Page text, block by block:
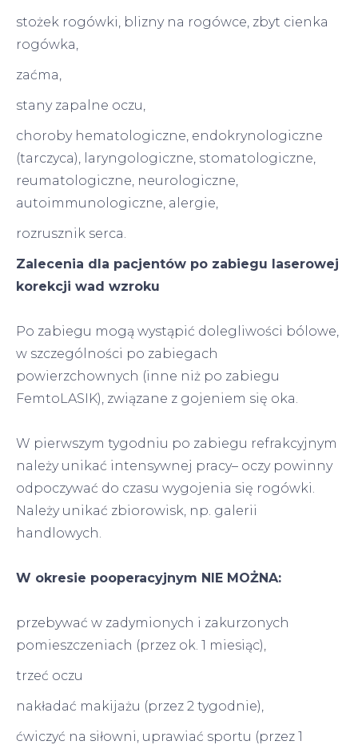
stożek rogówki, blizny na rogówce, zbyt cienka
rogówka,
zaćma,
stany zapalne oczu,
choroby hematologiczne, endokrynologiczne
(tarczyca), laryngologiczne, stomatologiczne,
reumatologiczne, neurologiczne,
autoimmunologiczne, alergie,
rozrusznik serca.
Zalecenia dla pacjentów po zabiegu laserowej
korekcji wad wzroku
Po zabiegu mogą wystąpić dolegliwości bólowe,
w szczególności po zabiegach
powierzchownych (inne niż po zabiegu
FemtoLASIK), związane z gojeniem się oka.
W pierwszym tygodniu po zabiegu refrakcyjnym
należy unikać intensywnej pracy– oczy powinny
odpoczywać do czasu wygojenia się rogówki.
Należy unikać zbiorowisk, np. galerii
handlowych.
W okresie pooperacyjnym NIE MOŻNA:
przebywać w zadymionych i zakurzonych
pomieszczeniach (przez ok. 1 miesiąc),
trzeć oczu
nakładać makijażu (przez 2 tygodnie),
ćwiczyć na siłowni, uprawiać sportu (przez 1